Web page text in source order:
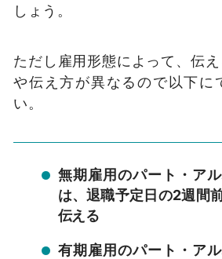
しょう。
ただし雇用形態によって、伝
や伝え方が異なるので以下に
い。
無期雇用のパート・ア
は、退職予定日の2週間
伝える
有期雇用のパート・ア